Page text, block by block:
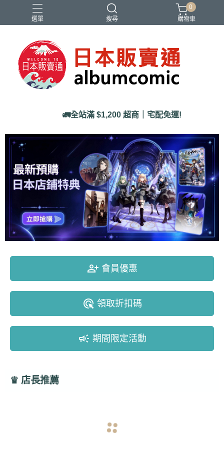
選單 搜尋
Ado IDOLiSH7 バンドリ 刀劍亂舞 妮姬
0
購物車
🚛全站滿 $1,200 超商｜宅配免運!
person_add_alt 會員優惠
ads_click 領取折扣碼
campaign 期間限定活動
♛ 店長推薦